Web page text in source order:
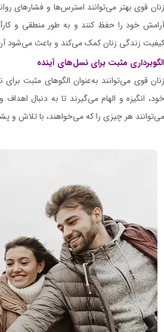
زنان قوی بهتر می‌توانند استرس‌ها و فشارهای
آرامش خود را حفظ کنند و به طور منطقی و
کیفیت زندگی زنان کمک می‌کند و باعث می‌شود آن‌ها
الگوبرداری مثبت برای نسل‌های آینده
زنان قوی می‌توانند به‌عنوان الگوهای مثبت
خود، انگیزه و الهام می‌گیرند تا به دنبال
می‌توانند هر چیزی را که می‌خواهند، با تلاش و